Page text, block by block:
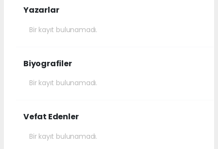
Yazarlar
Bir kayıt bulunamadı.
Biyografiler
Bir kayıt bulunamadı.
Vefat Edenler
Bir kayıt bulunamadı.